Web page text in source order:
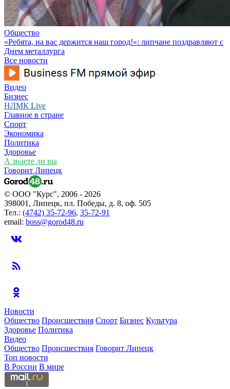
Общество
«Ребята, на вас держится наш город!»: липчане поздравляют с
Днем металлурга
Все новости
Видео
Бизнес
НЛМК Live
Главное в стране
Спорт
Экономика
Политика
Здоровье
А знаете ли вы
Говорит Липецк
© ООО "Курс", 2006 - 2026
398001, Липецк, пл. Победы, д. 8, оф. 505
Тел.: (4742) 35-72-96, 35-72-91
email: boss@gorod48.ru
Новости
Общество Происшествия Спорт Бизнес Культура
Здоровье Политика
Видео
Общество Происшествия Говорит Липецк
Топ новости
В России В мире